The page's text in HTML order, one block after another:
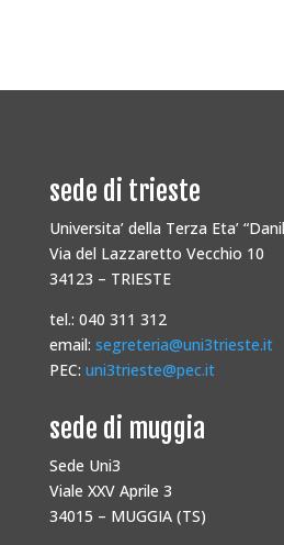
sede di trieste
Universita’ della Terza Eta’
Via del Lazzaretto Vecchio 10
34123 – TRIESTE
tel.: 040 311 312
email: segreteria@uni3trieste.it
PEC: uni3trieste@pec.it
sede di muggia
Sede Uni3
Viale XXV Aprile 3
34015 – MUGGIA (TS)